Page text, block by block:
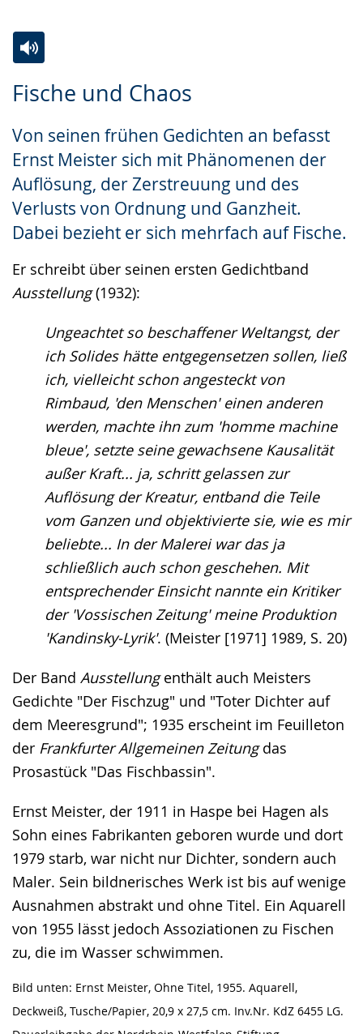
Fische und Chaos
Von seinen frühen Gedichten an befasst
Ernst Meister sich mit Phänomenen der
Auflösung, der Zerstreuung und des
Verlusts von Ordnung und Ganzheit.
Dabei bezieht er sich mehrfach auf Fische.
Er schreibt über seinen ersten Gedichtband
Ausstellung(1932):
Ungeachtet so beschaffener Weltangst, der
ich Solides hätte entgegensetzen sollen, ließ
ich, vielleicht schon angesteckt von
Rimbaud, 'den Menschen' einen anderen
werden, machte ihn zum 'homme machine
bleue', setzte seine gewachsene Kausalität
außer Kraft... ja, schritt gelassen zur
Auflösung der Kreatur, entband die Teile
vom Ganzen und objektivierte sie, wie es mir
beliebte... In der Malerei war das ja
schließlich auch schon geschehen. Mit
entsprechender Einsicht nannte ein Kritiker
der 'Vossischen Zeitung' meine Produktion
'Kandinsky-Lyrik'. (Meister [1971] 1989, S. 20)
Der Band Ausstellungenthält auch Meisters
Gedichte "Der Fischzug" und "Toter Dichter auf
dem Meeresgrund"; 1935 erscheint im Feuilleton
der Frankfurter Allgemeinen Zeitungdas
Prosastück "Das Fischbassin".
Ernst Meister, der 1911 in Haspe bei Hagen als
Sohn eines Fabrikanten geboren wurde und dort
1979 starb, war nicht nur Dichter, sondern auch
Maler. Sein bildnerisches Werk ist bis auf wenige
Ausnahmen abstrakt und ohne Titel. Ein Aquarell
von 1955 lässt jedoch Assoziationen zu Fischen
zu, die im Wasser schwimmen.
Bild unten: Ernst Meister, Ohne Titel, 1955. Aquarell,
Deckweiß, Tusche/Papier, 20,9 x 27,5 cm. Inv.Nr. KdZ 6455 LG.
Leichten
wechseln.
Audio-
Video
Deutscher
Gebärdensprache
wird
angezeigt.